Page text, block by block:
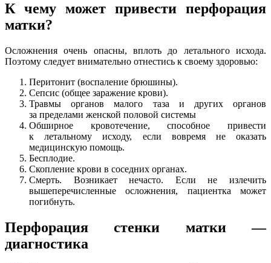
К чему может привести перфорация
матки?
Осложнения очень опасны, вплоть до летального исхода.
Поэтому следует внимательно отнестись к своему здоровью:
Перитонит (воспаление брюшины).
Сепсис (общее заражение крови).
Травмы органов малого таза и других органов
за пределами женской половой системы
Обширное кровотечение, способное привести
к летальному исходу, если вовремя не оказать
медицинскую помощь.
Бесплодие.
Скопление крови в соседних органах.
Смерть. Возникает нечасто. Если не излечить
вышеперечисленные осложнения, пациентка может
погибнуть.
Перфорация стенки матки —
диагностика